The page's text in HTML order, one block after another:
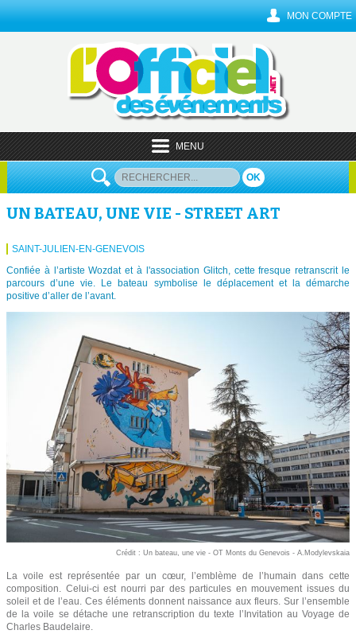
MON COMPTE
MENU
OK
UN BATEAU, UNE VIE - STREET ART
SAINT-JULIEN-EN-GENEVOIS
Confiée à l’artiste Wozdat et à l'association Glitch, cette fresque retranscrit le
parcours d’une vie. Le bateau symbolise le déplacement et la démarche
positive d’aller de l’avant.
Crédit : Un bateau, une vie - OT Monts du Genevois - A.Modylevskaia
La voile est représentée par un cœur, l’emblème de l’humain dans cette
composition. Celui-ci est nourri par des particules en mouvement issues du
soleil et de l’eau. Ces éléments donnent naissance aux fleurs. Sur l’ensemble
de la voile se détache une retranscription du texte l’Invitation au Voyage de
Charles Baudelaire.